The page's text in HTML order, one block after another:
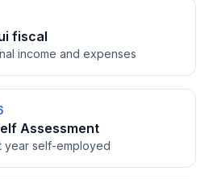
fiscal
income and expenses
Assessment
year self-employed